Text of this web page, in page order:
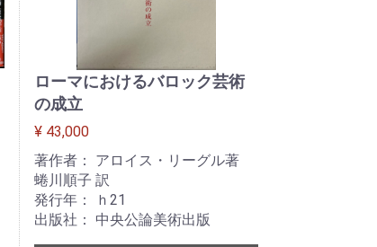
ローマにおけるバロック芸術
の成立
¥ 43,000
著作者： アロイス・リーグル著
蜷川順子 訳
発行年： ｈ21
出版社： 中央公論美術出版